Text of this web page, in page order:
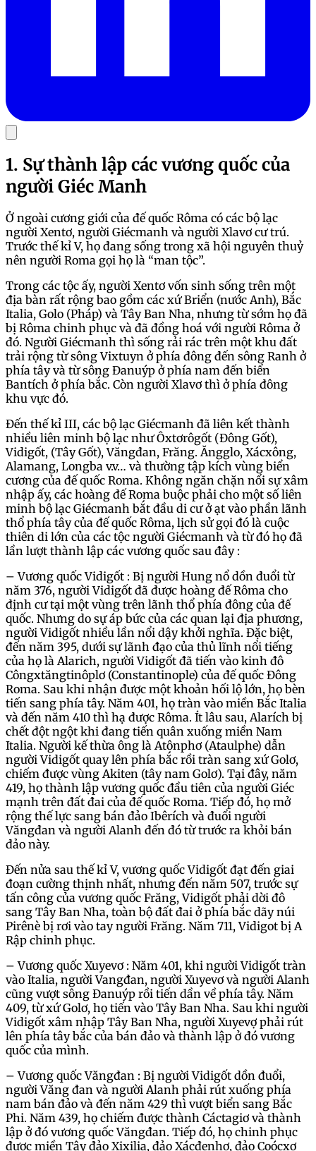
1. Sự thành lập các vương quốc của
người Giéc Manh
Ở ngoài cương giới của đế quốc Rôma có các bộ lạc
người Xentơ, người Giécmanh và người Xlavơ cư trú.
Trước thế kỉ V, họ đang sống trong xã hội nguyên thuỷ
nên người Roma gọi họ là “man tộc”.
Trong các tộc ấy, người Xentơ vốn sinh sống trên một
địa bàn rất rộng bao gồm các xứ Briển (nước Anh), Bắc
Italia, Golo (Pháp) và Tây Ban Nha, nhưng từ sớm họ đã
bị Rôma chinh phục và đã đồng hoá với người Rôma ở
đó. Người Giécmanh thì sống rải rác trên một khu đất
trải rộng từ sông Vixtuyn ở phía đông đến sông Ranh ở
phía tây và từ sông Đanuýp ở phía nam đến biển
Bantích ở phía bắc. Còn người Xlavơ thì ở phía đông
khu vực đó.
Đến thế kỉ III, các bộ lạc Giécmanh đã liên kết thành
nhiều liên minh bộ lạc như Ôxtơrôgốt (Đông Gốt),
Vidigốt, (Tây Gốt), Văngđan, Frăng. Ăngglo, Xácxông,
Alamang, Longba v.v… và thường tập kích vùng biển
cương của đế quốc Roma. Không ngăn chặn nổi sự xâm
nhập ấy, các hoàng đế Roma buộc phải cho một số liên
minh bộ lạc Giécmanh bắt đầu di cư ở ạt vào phần lãnh
thổ phía tây của đế quốc Rôma, lịch sử gọi đó là cuộc
thiên di lớn của các tộc người Giécmanh và từ đó họ đã
lần lượt thành lập các vương quốc sau đây :
– Vương quốc Vidigốt : Bị người Hung nổ dồn đuổi từ
năm 376, người Vidigốt đã được hoàng đế Rôma cho
định cư tại một vùng trên lãnh thổ phía đông của đế
quốc. Nhưng do sự áp bức của các quan lại địa phương,
người Vidigốt nhiều lần nổi dậy khởi nghĩa. Đặc biệt,
đến năm 395, dưới sự lãnh đạo của thủ lĩnh nổi tiếng
của họ là Alarich, người Vidigốt đã tiến vào kinh đô
Côngxtăngtinôplơ (Constantinople) của đế quốc Đông
Roma. Sau khi nhận được một khoản hối lộ lớn, họ bèn
tiến sang phía tây. Năm 401, họ tràn vào miền Bắc Italia
và đến năm 410 thì hạ được Rôma. Ít lâu sau, Alarích bị
chết đột ngột khi đang tiến quân xuống miền Nam
Italia. Người kế thừa ông là Atônphơ (Ataulphe) dẫn
người Vidigốt quay lên phía bắc rồi tràn sang xứ Golơ,
chiếm được vùng Akiten (tây nam Golơ). Tại đây, năm
419, họ thành lập vương quốc đầu tiên của người Giéc
mạnh trên đất đai của đế quốc Roma. Tiếp đó, họ mở
rộng thế lực sang bán đảo Ibêrích và đuổi người
Văngđan và người Alanh đến đó từ trước ra khỏi bán
đảo này.
Đến nửa sau thế kỉ V, vương quốc Vidigốt đạt đến giai
đoạn cường thịnh nhất, nhưng đến năm 507, trước sự
tấn công của vương quốc Frăng, Vidigốt phải dời đô
sang Tây Ban Nha, toàn bộ đất đai ở phía bắc dãy núi
Pirênè bị rơi vào tay người Frăng. Năm 711, Vidigot bị A
Rập chinh phục.
– Vương quốc Xuyevơ : Năm 401, khi người Vidigốt tràn
vào Italia, người Vangđan, người Xuyevơ và người Alanh
cũng vượt sông Đanuýp rồi tiến dần về phía tây. Năm
409, từ xứ Golơ, họ tiến vào Tây Ban Nha. Sau khi người
Vidigốt xâm nhập Tây Ban Nha, người Xuyevợ phải rút
lên phía tây bắc của bán đảo và thành lập ở đó vương
quốc của mình.
– Vương quốc Văngđan : Bị người Vidigốt dồn đuổi,
người Văng đan và người Alanh phải rút xuống phía
nam bán đảo và đến năm 429 thì vượt biển sang Bắc
Phi. Năm 439, họ chiếm được thành Cáctagiơ và thành
lập ở đó vương quốc Văngđan. Tiếp đó, họ chinh phục
được miền Tây đảo Xixilia, đảo Xácđenhơ, đảo Coócxơ